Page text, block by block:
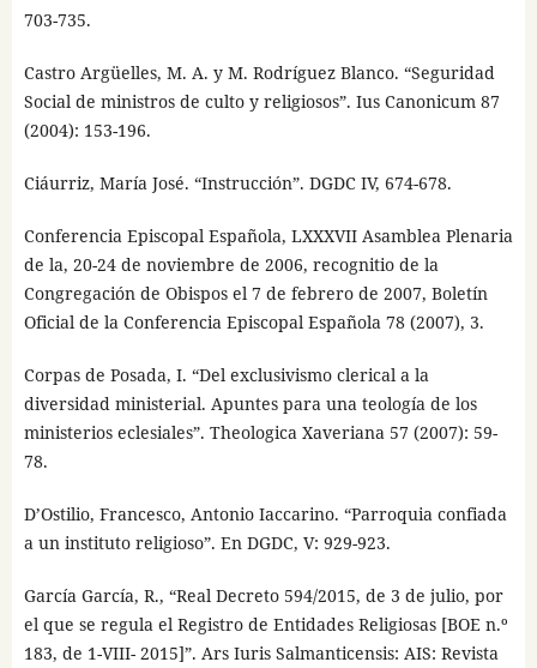
703-735.
Castro Argüelles, M. A. y M. Rodríguez Blanco. “Seguridad
Social de ministros de culto y religiosos”. Ius Canonicum 87
(2004): 153-196.
Ciáurriz, María José. “Instrucción”. DGDC IV, 674-678.
Conferencia Episcopal Española, LXXXVII Asamblea Plenaria
de la, 20-24 de noviembre de 2006, recognitio de la
Congregación de Obispos el 7 de febrero de 2007, Boletín
Oficial de la Conferencia Episcopal Española 78 (2007), 3.
Corpas de Posada, I. “Del exclusivismo clerical a la
diversidad ministerial. Apuntes para una teología de los
ministerios eclesiales”. Theologica Xaveriana 57 (2007): 59-
78.
D’Ostilio, Francesco, Antonio Iaccarino. “Parroquia confiada
a un instituto religioso”. En DGDC, V: 929-923.
García García, R., “Real Decreto 594/2015, de 3 de julio, por
el que se regula el Registro de Entidades Religiosas [BOE n.º
183, de 1-VIII- 2015]”. Ars Iuris Salmanticensis: AIS: Revista